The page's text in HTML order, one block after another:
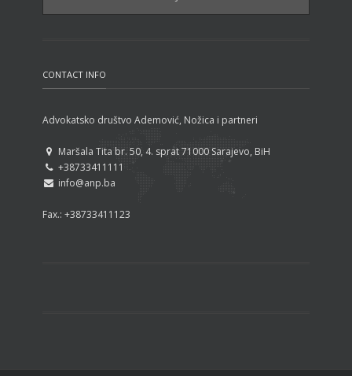
CONTACT INFO
Advokatsko društvo Ademović, Nožica i partneri
Maršala Tita br. 50, 4. sprat 71000 Sarajevo, BiH
+38733411111
info@anp.ba
Fax.: +38733411123